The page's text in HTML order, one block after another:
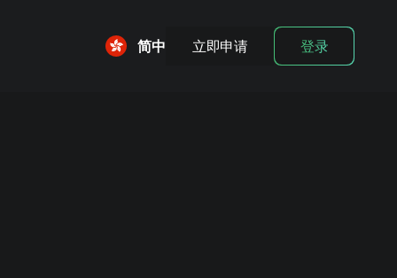
简中 立即申请 登录